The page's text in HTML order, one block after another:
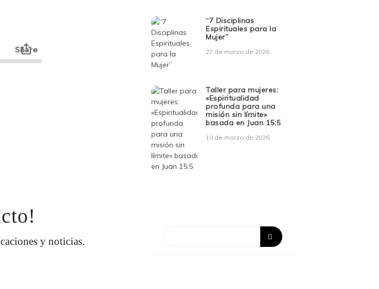
y noticias.
“7 Disciplinas
Espirituales para la
Mujer”
27 de marzo de 2026
Taller para mujeres:
«Espiritualidad
profunda para una
misión sin límite»
basada en Juan 15:5
10 de marzo de 2026